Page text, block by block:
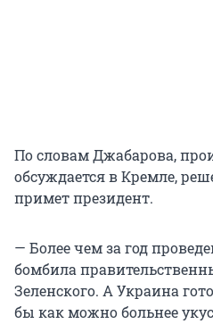
По словам Джабарова,
обсуждается в Кремле,
примет президент.
— Более чем за год
бомбила
Зеленского. А Украина
бы как можно больнее